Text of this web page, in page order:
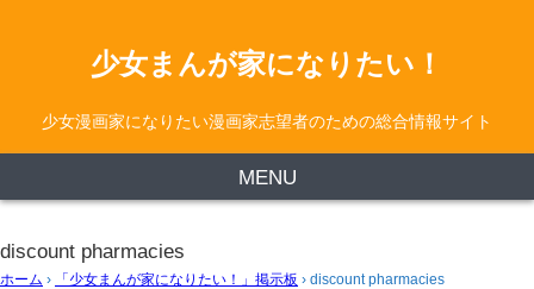
少女まんが家になりたい！
少女漫画家になりたい漫画家志望者のための総合情報サイト
MENU
discount pharmacies
ホーム › 「少女まんが家になりたい！」掲示板 › discount pharmacies